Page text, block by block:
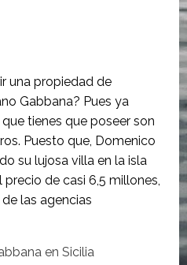
una propiedad de
Gabbana? Pues ya
tienes que poseer son
Puesto que, Domenico
su lujosa villa en la isla
de casi 6,5 millones,
las agencias